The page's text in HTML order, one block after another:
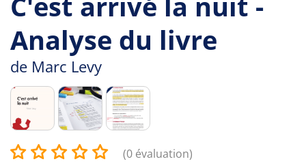
Analyse du livre
de Marc Levy
(0 évaluation)